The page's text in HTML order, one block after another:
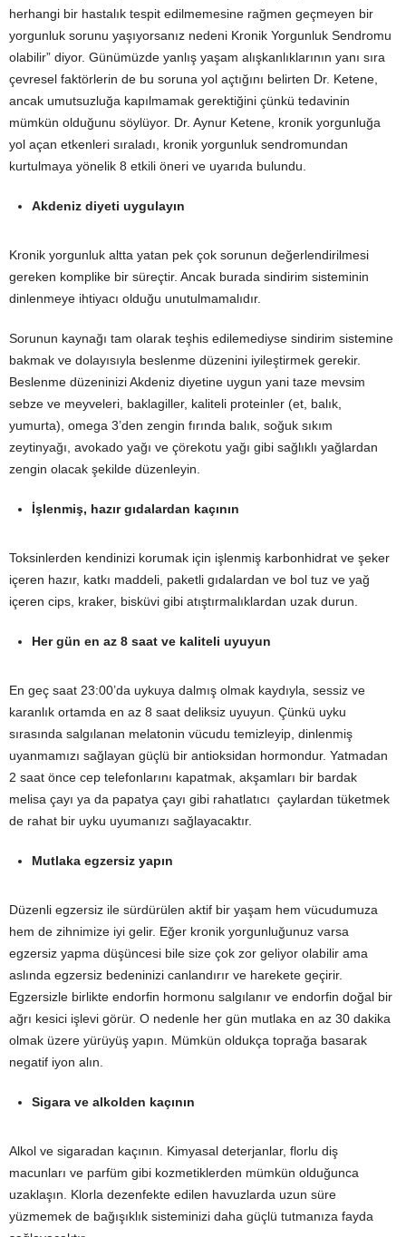
herhangi bir hastalık tespit edilmemesine rağmen geçmeyen bir
yorgunluk sorunu yaşıyorsanız nedeni Kronik Yorgunluk Sendromu
olabilir” diyor. Günümüzde yanlış yaşam alışkanlıklarının yanı sıra
çevresel faktörlerin de bu soruna yol açtığını belirten Dr. Ketene,
ancak umutsuzluğa kapılmamak gerektiğini çünkü tedavinin
mümkün olduğunu söylüyor. Dr. Aynur Ketene, kronik yorgunluğa
yol açan etkenleri sıraladı, kronik yorgunluk sendromundan
kurtulmaya yönelik 8 etkili öneri ve uyarıda bulundu.
Akdeniz diyeti uygulayın
Kronik yorgunluk altta yatan pek çok sorunun değerlendirilmesi
gereken komplike bir süreçtir. Ancak burada sindirim sisteminin
dinlenmeye ihtiyacı olduğu unutulmamalıdır.
Sorunun kaynağı tam olarak teşhis edilemediyse sindirim sistemine
bakmak ve dolayısıyla beslenme düzenini iyileştirmek gerekir.
Beslenme düzeninizi Akdeniz diyetine uygun yani taze mevsim
sebze ve meyveleri, baklagiller, kaliteli proteinler (et, balık,
yumurta), omega 3’den zengin fırında balık, soğuk sıkım
zeytinyağı, avokado yağı ve çörekotu yağı gibi sağlıklı yağlardan
zengin olacak şekilde düzenleyin.
İşlenmiş, hazır gıdalardan kaçının
Toksinlerden kendinizi korumak için işlenmiş karbonhidrat ve şeker
içeren hazır, katkı maddeli, paketli gıdalardan ve bol tuz ve yağ
içeren cips, kraker, bisküvi gibi atıştırmalıklardan uzak durun.
Her gün en az 8 saat ve kaliteli uyuyun
En geç saat 23:00’da uykuya dalmış olmak kaydıyla, sessiz ve
karanlık ortamda en az 8 saat deliksiz uyuyun. Çünkü uyku
sırasında salgılanan melatonin vücudu temizleyip, dinlenmiş
uyanmamızı sağlayan güçlü bir antioksidan hormondur. Yatmadan
2 saat önce cep telefonlarını kapatmak, akşamları bir bardak
melisa çayı ya da papatya çayı gibi rahatlatıcı çaylardan tüketmek
de rahat bir uyku uyumanızı sağlayacaktır.
Mutlaka egzersiz yapın
Düzenli egzersiz ile sürdürülen aktif bir yaşam hem vücudumuza
hem de zihnimize iyi gelir. Eğer kronik yorgunluğunuz varsa
egzersiz yapma düşüncesi bile size çok zor geliyor olabilir ama
aslında egzersiz bedeninizi canlandırır ve harekete geçirir.
Egzersizle birlikte endorfin hormonu salgılanır ve endorfin doğal bir
ağrı kesici işlevi görür. O nedenle her gün mutlaka en az 30 dakika
olmak üzere yürüyüş yapın. Mümkün oldukça toprağa basarak
negatif iyon alın.
Sigara ve alkolden kaçının
Alkol ve sigaradan kaçının. Kimyasal deterjanlar, florlu diş
macunları ve parfüm gibi kozmetiklerden mümkün olduğunca
uzaklaşın. Klorla dezenfekte edilen havuzlarda uzun süre
yüzmemek de bağışıklık sisteminizi daha güçlü tutmanıza fayda